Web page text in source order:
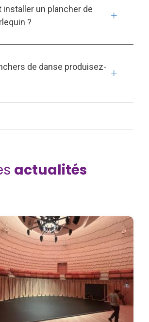
installer un plancher de
?
de danse produisez-
actualités